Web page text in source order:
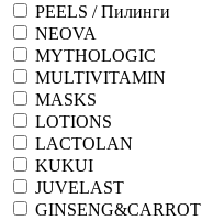
PEELS / Пилинги
NEOVA
MYTHOLOGIC
MULTIVITAMIN
MASKS
LOTIONS
LACTOLAN
KUKUI
JUVELAST
GINSENG&CARROT